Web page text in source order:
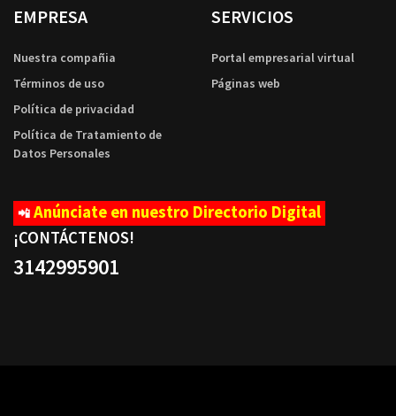
EMPRESA
Nuestra compañia
Términos de uso
Política de privacidad
Política de Tratamiento de
Datos Personales
SERVICIOS
Portal empresarial virtual
Páginas web
📲 Anúnciate en nuestro Directorio Digital
¡CONTÁCTENOS!
3142995901